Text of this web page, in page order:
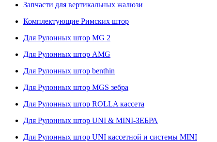
Запчасти для вертикальных жалюзи
Комплектующие Римских штор
Для Рулонных штор MG 2
Для Рулонных штор AMG
Для Рулонных штор benthin
Для Рулонных штор MGS зебра
Для Рулонных штор ROLLA кассета
Для Рулонных штор UNI & MINI-ЗЕБРА
Для Рулонных штор UNI кассетной и системы MINI